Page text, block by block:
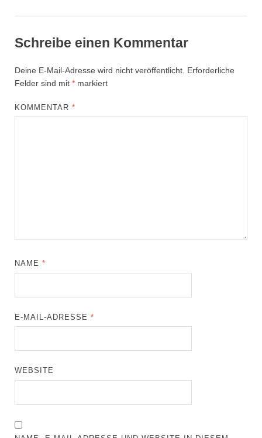
Schreibe einen Kommentar
Deine E-Mail-Adresse wird nicht veröffentlicht. Erforderliche
Felder sind mit * markiert
KOMMENTAR*
NAME*
E-MAIL-ADRESSE*
WEBSITE